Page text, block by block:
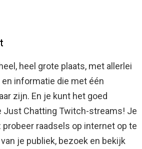
heel grote plaats, met allerlei
informatie die met één
zijn. En je kunt het goed
Just Chatting Twitch-streams! Je
probeer raadsels op internet op te
je publiek, bezoek en bekijk